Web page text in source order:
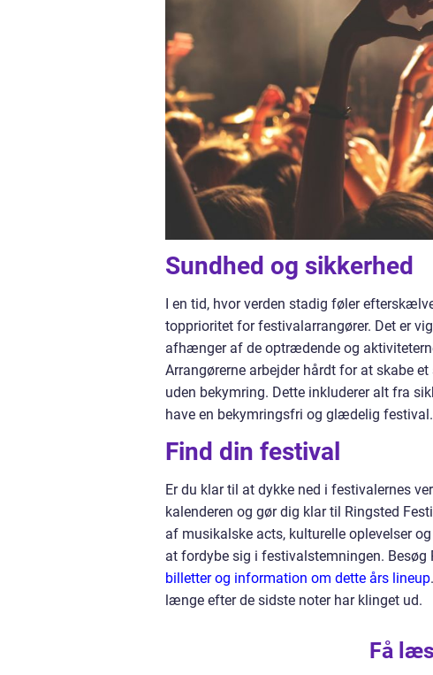
Sundhed og sikkerhed
I en tid, hvor verden stadig føler
topprioritet for festivalarrangører. Det er
afhænger af de optrædende og
Arrangørerne arbejder hårdt for at skabe
uden bekymring. Dette inkluderer alt fra
have en bekymringsfri og glædelig festival.
Find din festival
Er du klar til at dykke ned i festivalernes
kalenderen og gør dig klar til Ringsted
af musikalske acts, kulturelle oplevelser
at fordybe sig i festivalstemningen. Besøg
billetter og information om dette års lineup.
længe efter de sidste noter har klinget ud.
Få